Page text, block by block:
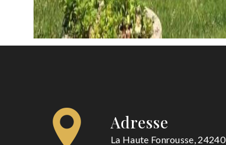
Adresse
La Haute Fonrousse, 24240